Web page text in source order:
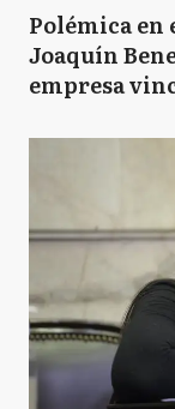
Polémica en
Joaquín
empresa